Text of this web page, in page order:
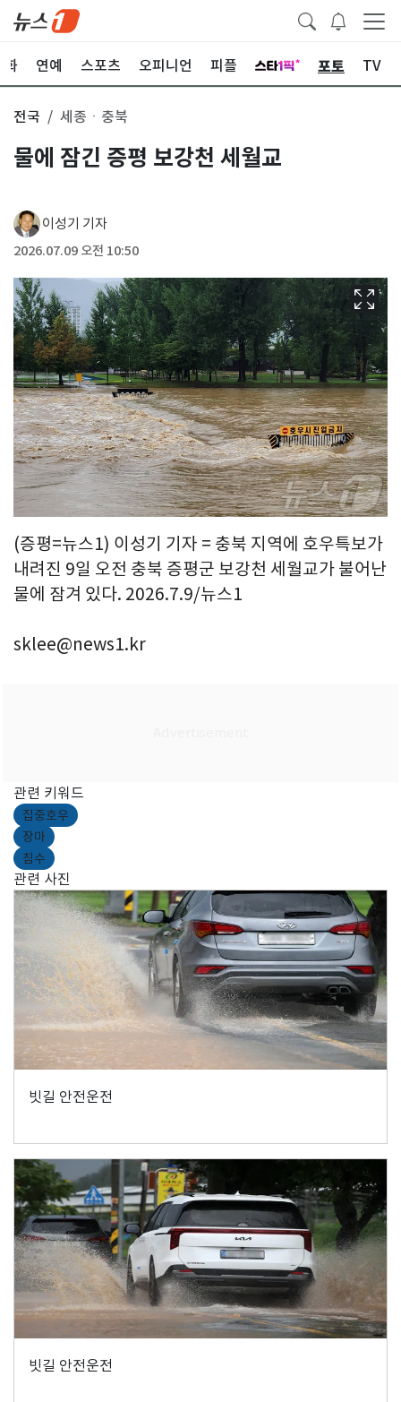
화 연예 스포츠 오피니언 피플 포토 TV
전국 세종ㆍ충북
물에 잠긴 증평 보강천 세월교
이성기 기자
2026.07.09 오전 10:50
(증평=뉴스1) 이성기 기자 = 충북 지역에 호우특보가
내려진 9일 오전 충북 증평군 보강천 세월교가 불어난
물에 잠겨 있다. 2026.7.9/뉴스1
sklee@news1.kr
관련 키워드
집중호우
장마
침수
관련 사진
빗길 안전운전
빗길 안전운전